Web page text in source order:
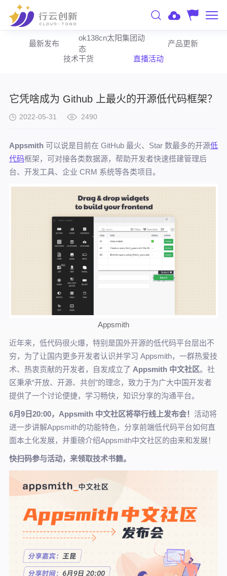
最新发布
ok138cn太阳集团动
态
产品更新
技术干货
直播活动
它凭啥成为 Github 上最火的开源低代码框架？
2022-05-31 2490
Appsmith可以说是目前在 GitHub 最火、Star 数最多的开源低
代码框架，可对接各类数据源，帮助开发者快速搭建管理后
台、开发工具、企业 CRM 系统等各类项目。
Appsmith
近年来，低代码很火爆，特别是国外开源的低代码平台层出不
穷，为了让国内更多开发者认识并学习 Appsmith，一群热爱技
术、热衷贡献的开发者，自发成立了 Appsmith 中文社区。社
区秉承“开放、开源、共创”的理念，致力于为广大中国开发者
提供了一个讨论便捷，学习畅快，知识分享的沟通平台。
6月9日20:00，Appsmith 中文社区将举行线上发布会！ 活动将
进一步讲解Appsmith的功能特色，分享前端低代码平台如何直
面本土化发展，并重磅介绍Appsmith中文社区的由来和发展！
快扫码参与活动，来领取技术书籍。